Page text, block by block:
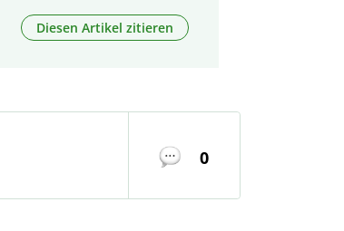
Diesen Artikel zitieren
0